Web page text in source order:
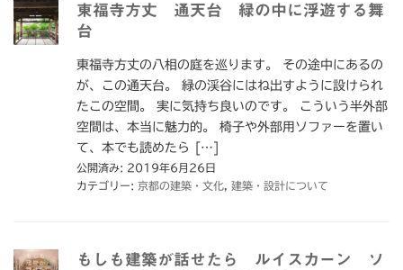
東福寺方丈 通天台 緑の中に浮遊する舞
台
東福寺方丈の八相の庭を巡ります。 その途中にあるの
が、この通天台。 緑の渓谷にはね出すように設けられ
たこの空間。 実に気持ち良いのです。 こういう半外部
空間は、本当に魅力的。 椅子や外部用ソファーを置い
て、本でも読めたら […]
公開済み: 2019年6月26日
カテゴリー: 京都の建築・文化 建築・設計について
もしも建築が話せたら ルイスカーン ソ